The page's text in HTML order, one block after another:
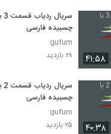
سریال(امام احمدبن حنبل)
سریال(امام احمدبن
۱۷۶ بازدید
سریال (امام احمد بن حنبل)
۲۴۶ بازدید
۴۱:۵۸
چسبیده فارسی
gufum
۲۸ بازدید
۴۰:۳۸
چسبیده فارسی
gufum
۲۵ بازدید